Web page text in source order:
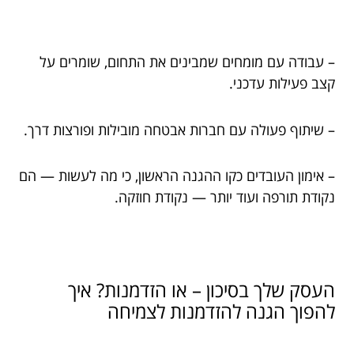
– עבודה עם מומחים שמבינים את התחום, שומרים על
קצב פעילות עדכני.
– שיתוף פעולה עם חברות אבטחה מובילות ופורצות דרך.
– אימון העובדים כקו ההגנה הראשון, כי מה לעשות — הם
נקודת תורפה ועוד יותר — נקודת חוזקה.
העסק שלך בסיכון – או הזדמנות? איך
להפוך הגנה להזדמנות לצמיחה